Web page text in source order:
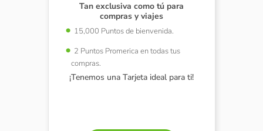
Tan exclusiva como tú para
compras y viajes
15,000 Puntos de bienvenida.
2 Puntos Promerica en todas tus
compras.
¡Tenemos una Tarjeta ideal para ti!